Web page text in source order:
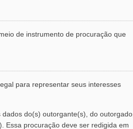
de instrumento de procuração que
para representar seus interesses
do(s) outorgante(s), do outorgado,
Essa procuração deve ser redigida em